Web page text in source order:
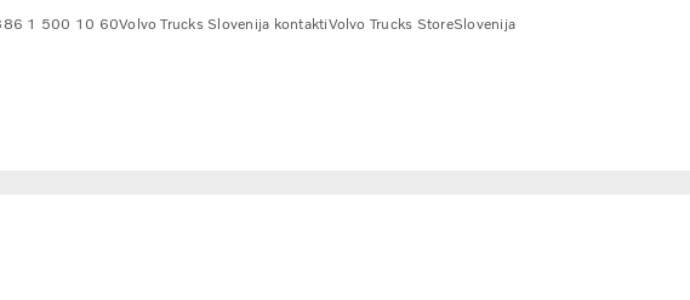
1 500 10 60Volvo Trucks Slovenija kontaktiVolvo Trucks StoreSlovenija